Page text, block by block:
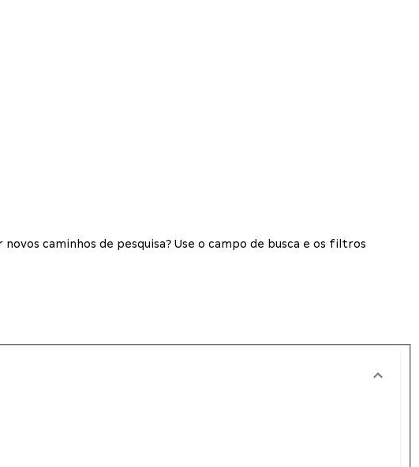
caminhos de pesquisa? Use o campo de busca e os filtros